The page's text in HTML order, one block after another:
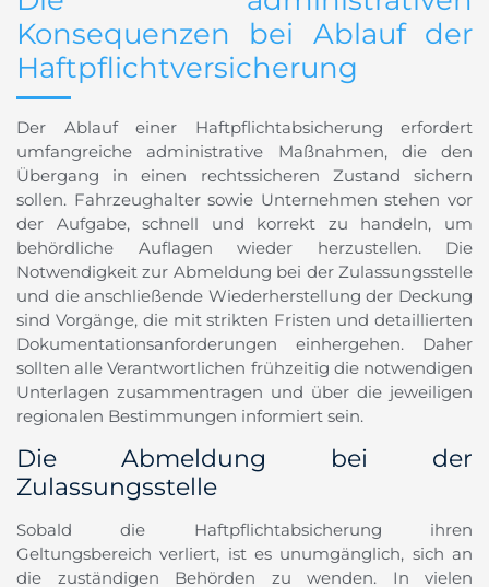
Konsequenzen bei Ablauf der
Haftpflichtversicherung
Der Ablauf einer Haftpflichtabsicherung erfordert
umfangreiche administrative Maßnahmen, die den
Übergang in einen rechtssicheren Zustand sichern
sollen. Fahrzeughalter sowie Unternehmen stehen vor
der Aufgabe, schnell und korrekt zu handeln, um
behördliche Auflagen wieder herzustellen. Die
Notwendigkeit zur Abmeldung bei der Zulassungsstelle
und die anschließende Wiederherstellung der Deckung
sind Vorgänge, die mit strikten Fristen und detaillierten
Dokumentationsanforderungen einhergehen. Daher
sollten alle Verantwortlichen frühzeitig die notwendigen
Unterlagen zusammentragen und über die jeweiligen
regionalen Bestimmungen informiert sein.
Die Abmeldung bei der
Zulassungsstelle
Sobald die Haftpflichtabsicherung ihren
Geltungsbereich verliert, ist es unumgänglich, sich an
die zuständigen Behörden zu wenden. In vielen